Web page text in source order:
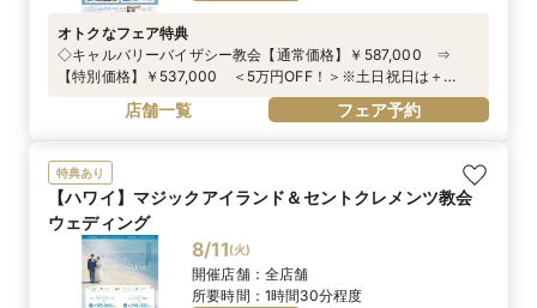
オトクなフェア特典
◇キャルバリーバイザシー教会【通常価格】￥587,000 ⇒
【特別価格】￥537,000 ＜5万円OFF！＞※土日祝日は＋
￥30,000円（不課税）◇ラニレアチャペル【通常価格】
￥497,000 ⇒ 【特別価格】￥447,000 ＜5万円OFF！＞※
泊されない場合+￥45,000（不課税）
店舗一覧 フェア予約
特典あり
【ハワイ】マジックアイランド＆セントクレメンツ教会
ウェディング
8/11(火)
開催店舗： 全店舗
所要時間： 1時間30分程度